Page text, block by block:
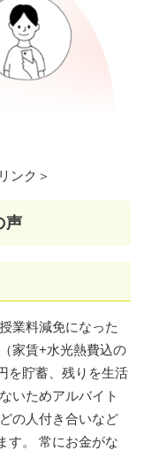
ンク＞
声
業料減免になった
家賃+水光熱費込の
を貯蓄、残りを生活
いためアルバイト
の人付き合いなど
す。 常にお金がな